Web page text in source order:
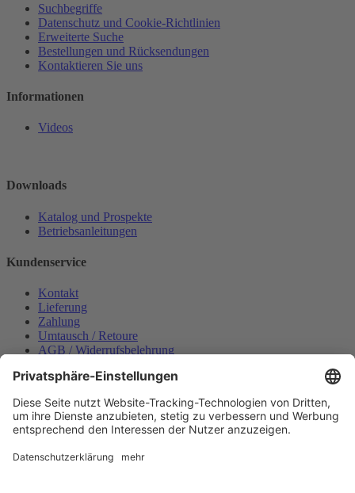
Suchbegriffe
Datenschutz und Cookie-Richtlinien
Erweiterte Suche
Bestellungen und Rücksendungen
Kontaktieren Sie uns
Informationen
Videos
Downloads
Katalog und Prospekte
Betriebsanleitungen
Kundenservice
Kontakt
Lieferung
Zahlung
Umtausch / Retoure
AGB / Widerrufsbelehrung
Datenschutzerklärung
Bestellung widerrufen
Mein konto